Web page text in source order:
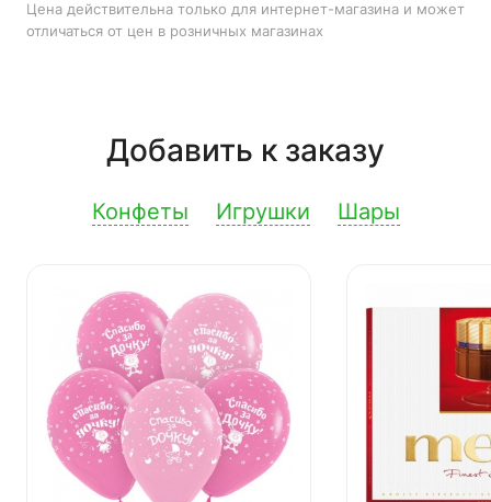
Цена действительна только для интернет-магазина и может
отличаться от цен в розничных магазинах
Добавить к заказу
Конфеты Игрушки Шары